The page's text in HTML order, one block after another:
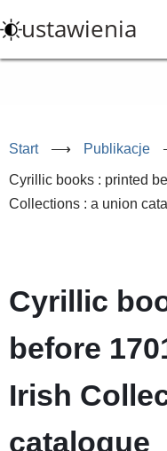
do
treści
ustawienia
Start ⟶ Publikacje
Cyrillic books : printed
Collections : a union
Cyrillic
before
Irish
catalogue